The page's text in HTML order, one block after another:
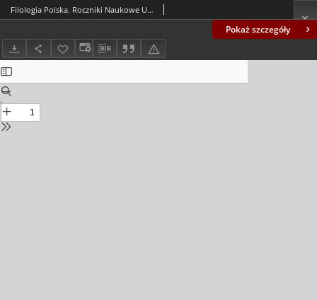
Pokaż szczegóły
Filologia Polska. Roczniki Naukowe Uniwersytetu Zielonogórskiego, 2018, z. 4 - spis treści